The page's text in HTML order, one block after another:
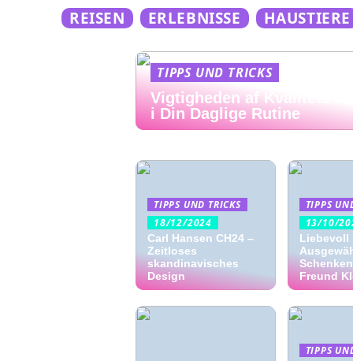
REISEN ERLEBNISSE HAUSTIERE
TIPPS UND TRICKS
Vigtigheden af Kvalitets
i Din Daglige Rutine
TIPPS UND TRICKS
18/12/2024
Carl Hansen CH24 –
Zeitloses
skandinavisches
Design
TIPPS
13/10/
Liebevoll
Freund
TIPPS